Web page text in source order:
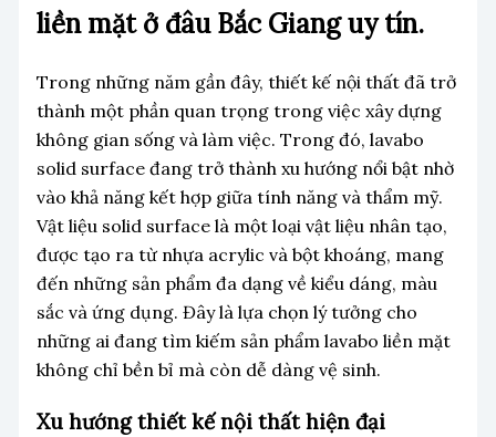
liền mặt ở đâu Bắc Giang uy tín.
Trong những năm gần đây, thiết kế nội thất đã trở
thành một phần quan trọng trong việc xây dựng
không gian sống và làm việc. Trong đó, lavabo
solid surface đang trở thành xu hướng nổi bật nhờ
vào khả năng kết hợp giữa tính năng và thẩm mỹ.
Vật liệu solid surface là một loại vật liệu nhân tạo,
được tạo ra từ nhựa acrylic và bột khoáng, mang
đến những sản phẩm đa dạng về kiểu dáng, màu
sắc và ứng dụng. Đây là lựa chọn lý tưởng cho
những ai đang tìm kiếm sản phẩm lavabo liền mặt
không chỉ bền bỉ mà còn dễ dàng vệ sinh.
Xu hướng thiết kế nội thất hiện đại